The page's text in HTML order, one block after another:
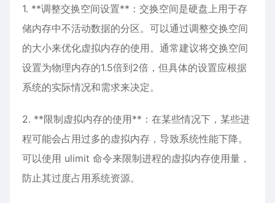
1. **调整交换空间设置**：交换空间是硬盘上用于存
储内存中不活动数据的分区。可以通过调整交换空间
的大小来优化虚拟内存的使用。通常建议将交换空间
设置为物理内存的1.5倍到2倍，但具体的设置应根据
系统的实际情况和需求来决定。
2. **限制虚拟内存的使用**：在某些情况下，某些进
程可能会占用过多的虚拟内存，导致系统性能下降。
可以使用 ulimit 命令来限制进程的虚拟内存使用量，
防止其过度占用系统资源。